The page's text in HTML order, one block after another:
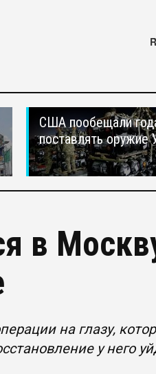
США пообещали
поставлять оружие
в
на глазу,
у него